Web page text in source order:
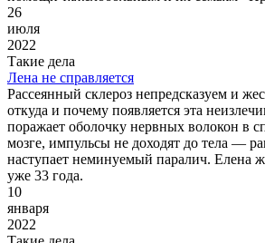
26
июля
2022
Такие дела
Лена не справляется
Рассеянный склероз непредсказуем и
откуда и почему появляется эта
поражает оболочку нервных волокон в
мозге, импульсы не доходят до тела —
наступает неминуемый паралич. Елена
уже 33 года.
10
января
2022